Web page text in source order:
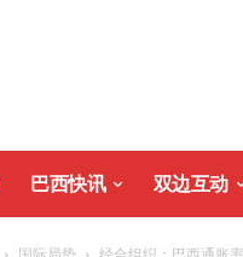
巴西快讯 双边互动